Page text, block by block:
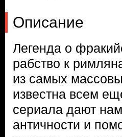
Описание
Легенда о
рабство к
из самых
известна всем
сериала дают
античности и